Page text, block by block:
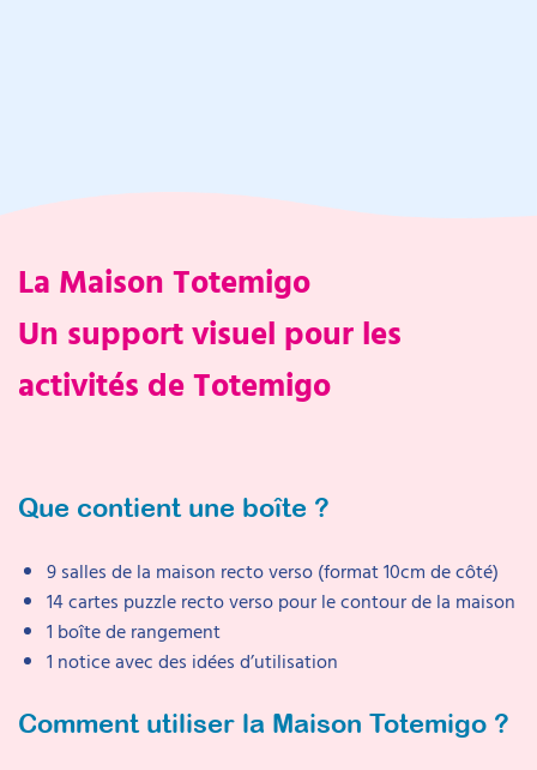
La Maison Totemigo
Un support visuel pour les
activités de Totemigo
Que contient une boîte ?
9 salles de la maison recto verso (format 10cm de côté)
14 cartes puzzle recto verso pour le contour de la maison
1 boîte de rangement
1 notice avec des idées d’utilisation
Comment utiliser la Maison Totemigo ?